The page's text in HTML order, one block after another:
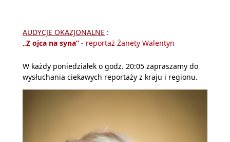
AUDYCJE OKAZJONALNE :
„Z ojca na syna” - reportaż Żanety Walentyn
W każdy poniedziałek o godz. 20:05 zapraszamy do
wysłuchania ciekawych reportaży z kraju i regionu.